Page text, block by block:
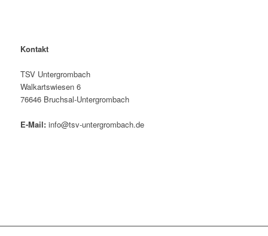
Kontakt
TSV Untergrombach
Walkartswiesen 6
76646 Bruchsal-Untergrombach
E-Mail: info@tsv-untergrombach.de